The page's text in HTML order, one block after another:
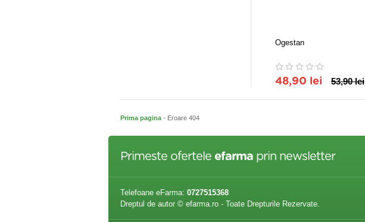
Ogestan
48,90 lei 53,90 lei
Prima pagina - Eroare 404
Primeste ofertele efarma prin newsletter
Telefoane eFarma: 0727515368
Dreptul de autor © efarma.ro - Toate Drepturile Rezervate.